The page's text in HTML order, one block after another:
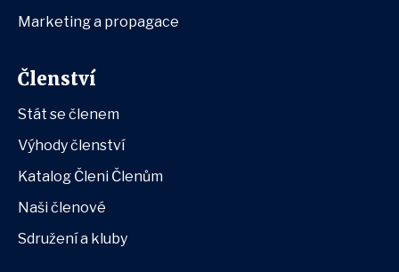
Marketing a propagace
Členství
Stát se členem
Výhody členství
Katalog Členi Členům
Naši členové
Sdružení a kluby